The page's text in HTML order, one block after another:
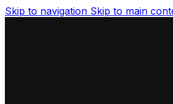
Skip to navigation Skip to main